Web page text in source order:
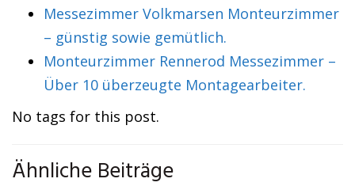
Messezimmer Volkmarsen Monteurzimmer
– günstig sowie gemütlich.
Monteurzimmer Rennerod Messezimmer –
Über 10 überzeugte Montagearbeiter.
No tags for this post.
Ähnliche Beiträge